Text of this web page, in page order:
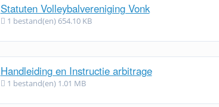
Statuten Volleybalvereniging Vonk
1 bestand(en) 654.10 KB
Handleiding en Instructie arbitrage
1 bestand(en) 1.01 MB